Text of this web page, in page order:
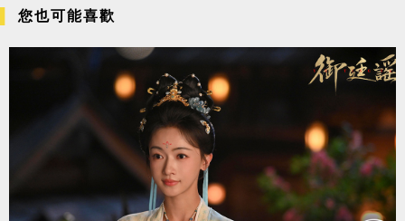
您也可能喜歡